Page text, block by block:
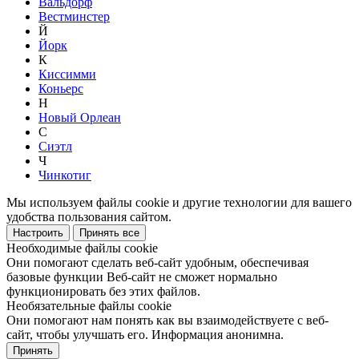
Вестминстер
Й
Йорк
К
Киссимми
Коньерс
Н
Новый Орлеан
С
Сиэтл
Ч
Чинкотиг
Мы используем файлы cookie и другие технологии для вашего
удобства пользования сайтом.
Настроить Принять все
Необходимые файлы cookie
Они помогают сделать веб-сайт удобным, обеспечивая
базовые функции Веб-сайт не сможет нормально
функционировать без этих файлов.
Необязательные файлы cookie
Они помогают нам понять как вы взаимодействуете с веб-
сайт, чтобы улучшать его. Информация анонимна.
Принять